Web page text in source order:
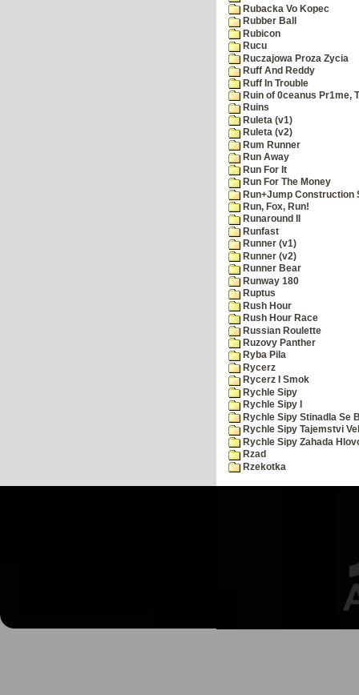
Rubacka Vo Kopec
Rubber Ball
Rubicon
Rucu
Ruczajowa Proza Zycia
Ruff And Reddy
Ruff In Trouble
Ruin of 0ceanus Pr1me,
Ruins
Ruleta (v1)
Ruleta (v2)
Rum Runner
Run Away
Run For It
Run For The Money
Run+Jump Construction
Run, Fox, Run!
Runaround II
Runfast
Runner (v1)
Runner (v2)
Runner Bear
Runway 180
Ruptus
Rush Hour
Rush Hour Race
Russian Roulette
Ruzovy Panther
Ryba Pila
Rycerz
Rycerz I Smok
Rychle Sipy
Rychle Sipy I
Rychle Sipy Stinadla Se
Rychle Sipy Tajemstvi
Rychle Sipy Zahada
Rzad
Rzekotka